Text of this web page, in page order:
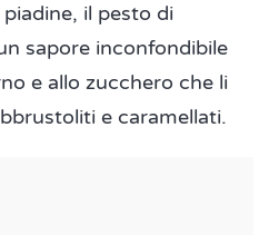
il pesto di
sapore inconfondibile
e allo zucchero che li
e caramellati.